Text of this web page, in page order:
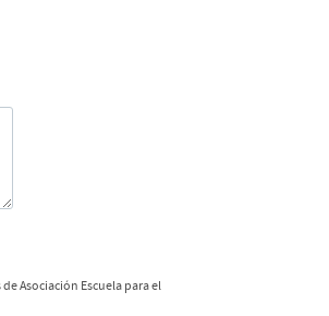
Asociación Escuela para el